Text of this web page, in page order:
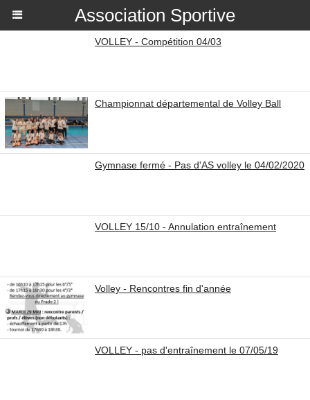
Association Sportive
VOLLEY - Compétition 04/03
Championnat départemental de Volley Ball
Gymnase fermé - Pas d'AS volley le 04/02/2020
VOLLEY 15/10 - Annulation entraînement
Volley - Rencontres fin d'année
VOLLEY - pas d'entraînement le 07/05/19